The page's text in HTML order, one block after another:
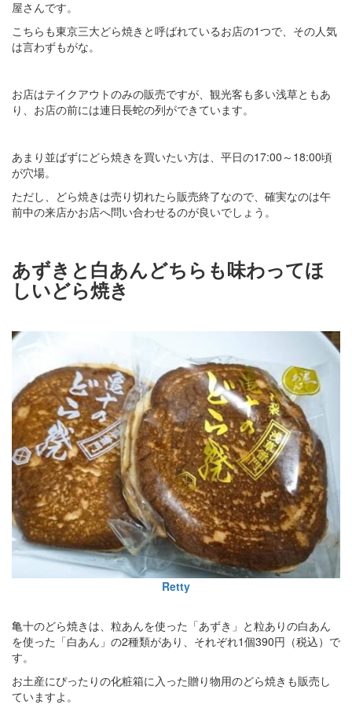
屋さんです。
こちらも東京三大どら焼きと呼ばれているお店の1つで、その人気
は言わずもがな。
お店はテイクアウトのみの販売ですが、観光客も多い浅草ともあ
り、お店の前には連日長蛇の列ができています。
あまり並ばずにどら焼きを買いたい方は、平日の17:00～18:00頃
が穴場。
ただし、どら焼きは売り切れたら販売終了なので、確実なのは午
前中の来店かお店へ問い合わせるのが良いでしょう。
あずきと白あんどちらも味わってほ
しいどら焼き
Retty
亀十のどら焼きは、粒あんを使った「あずき」と粒ありの白あん
を使った「白あん」の2種類があり、それぞれ1個390円（税込）で
す。
お土産にぴったりの化粧箱に入った贈り物用のどら焼きも販売し
ていますよ。